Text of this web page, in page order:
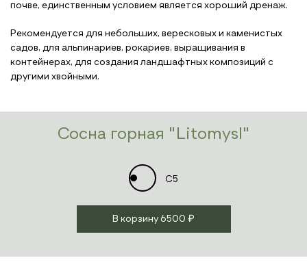
почве, единственным условием является хороший дренаж.
Рекомендуется для небольших, вересковых и каменистых
садов, для альпинариев, рокариев, выращивания в
контейнерах, для создания ландшафтных композиций с
другими хвойными.
Сосна горная "Litomysl"
C5
В корзину 6500 ₽